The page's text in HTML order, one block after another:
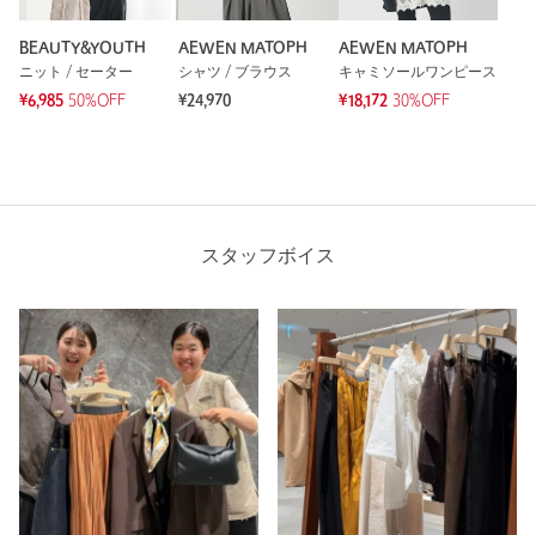
BEAUTY&YOUTH
ニット / セーター
¥6,985 50%OFF
AEWEN MATOPH
シャツ / ブラウス
¥24,970
AEWEN MATOPH
キャミソールワンピース
¥18,172 30%OFF
スタッフボイス